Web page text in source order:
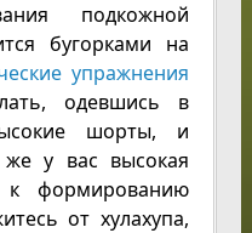
подкожной
бугорками на
упражнения
одевшись в
шорты, и
у вас высокая
к формированию
от хулахупа,